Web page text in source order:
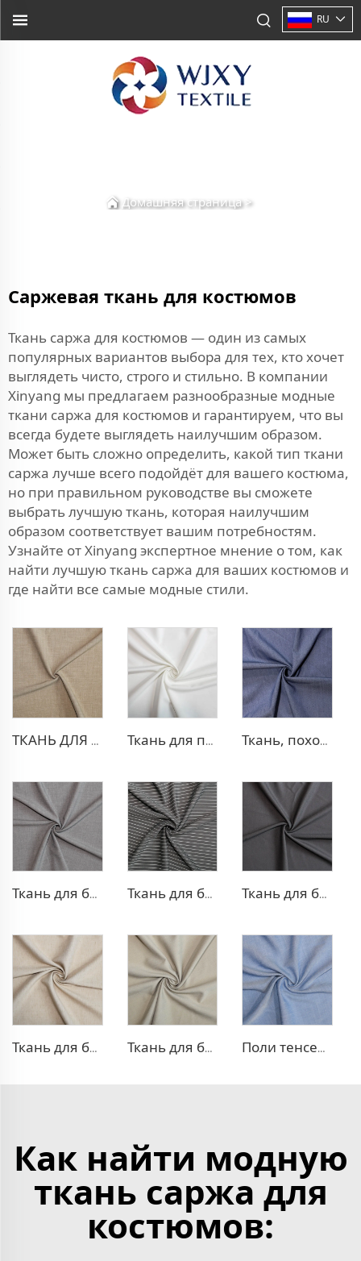
RU
Домашняя страница>
Саржевая ткань для костюмов
Ткань саржа для костюмов — один из самых
популярных вариантов выбора для тех, кто хочет
выглядеть чисто, строго и стильно. В компании
Xinyang мы предлагаем разнообразные модные
ткани саржа для костюмов и гарантируем, что вы
всегда будете выглядеть наилучшим образом.
Может быть сложно определить, какой тип ткани
саржа лучше всего подойдёт для вашего костюма,
но при правильном руководстве вы сможете
выбрать лучшую ткань, которая наилучшим
образом соответствует вашим потребностям.
Узнайте от Xinyang экспертное мнение о том, как
найти лучшую ткань саржа для ваших костюмов и
где найти все самые модные стили.
ТКАНЬ ДЛЯ ТРИКОТАЖНЫХ БРЮК ИЗ ПОЛИЭСТЕРА И ВИСКОЗЫ Ткань для платья из полиэстера и вискозы с эффектом стрейч Ткань, похожая на деним, из полиэстера и вискозы
Ткань для брюк TR с четырехсторонней растяжкой Ткань для брюк в стиле TR Strip Ткань для блейзера TR с эффектом стрейч
Ткань для блейзера TR, похожая на лен Ткань для блейзера TR в рубчик Поли тенсел деним — ткань, похожая на джинсовую
Как найти модную
ткань саржа для
костюмов: